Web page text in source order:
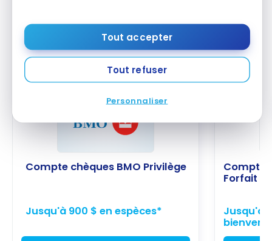
Tout accepter
Tout refuser
Personnaliser
Comptes bancaires alternatifs
EN VEDETTE
Compte chèques BMO Privilège
Jusqu'à 900 $ en espèces*
EN VEDETTE
Compte
Forfait
Jusqu'à